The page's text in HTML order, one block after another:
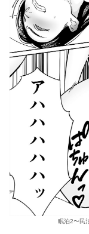
眠泊2〜民